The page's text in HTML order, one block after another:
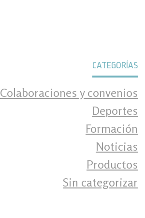
CATEGORÍAS
Colaboraciones y convenios
Deportes
Formación
Noticias
Productos
Sin categorizar